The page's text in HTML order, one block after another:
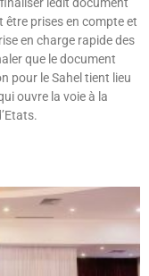
prises en compte et
en charge rapide des
que le document
pour le Sahel tient lieu
ouvre la voie à la